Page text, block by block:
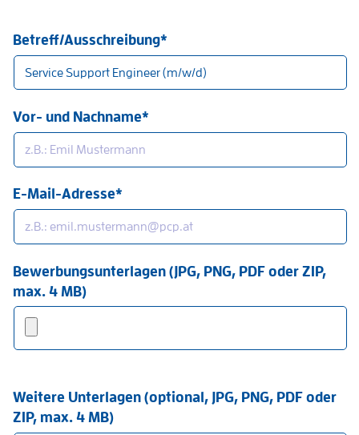
Betreff/Ausschreibung*
Vor- und Nachname*
E-Mail-Adresse*
Bewerbungsunterlagen (JPG, PNG, PDF oder ZIP,
max. 4 MB)
Weitere Unterlagen (optional, JPG, PNG, PDF oder
ZIP, max. 4 MB)